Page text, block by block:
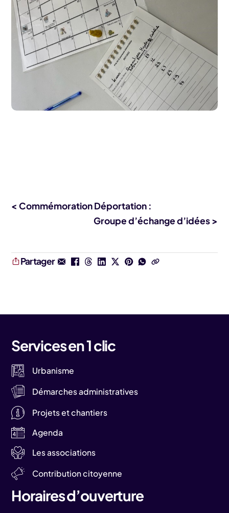
< Commémoration Déportation :
Groupe d’échange d’idées >
Partager
Services en 1 clic
Urbanisme
Démarches administratives
Projets et chantiers
Agenda
Les associations
Contribution citoyenne
Horaires d’ouverture